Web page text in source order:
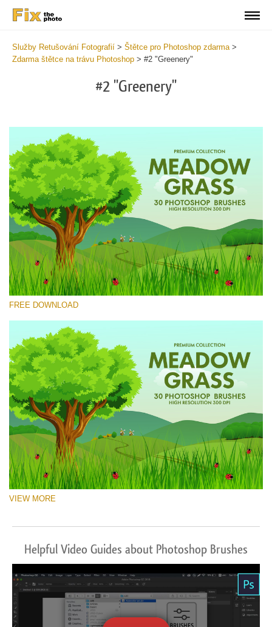
Služby Retušování Fotografií > Štětce pro Photoshop zdarma>
Zdarma štětce na trávu Photoshop > #2 "Greenery"
#2 "Greenery"
Prosím vyberte
Meadow Grass
(30 Ps Brushes)
Stažení zdarma
FREE DOWNLOAD
VIEW MORE
Helpful Video Guides about Photoshop Brushes